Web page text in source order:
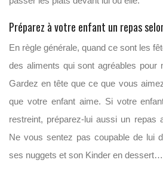
Préparez à votre enfant un repas
En règle générale, quand ce sont les
des aliments qui sont agréables pour
Gardez en tête que ce que vous
que votre enfant aime. Si votre
restreint, préparez-lui aussi un repas
Ne vous sentez pas coupable de lui
ses nuggets et son Kinder en dessert…